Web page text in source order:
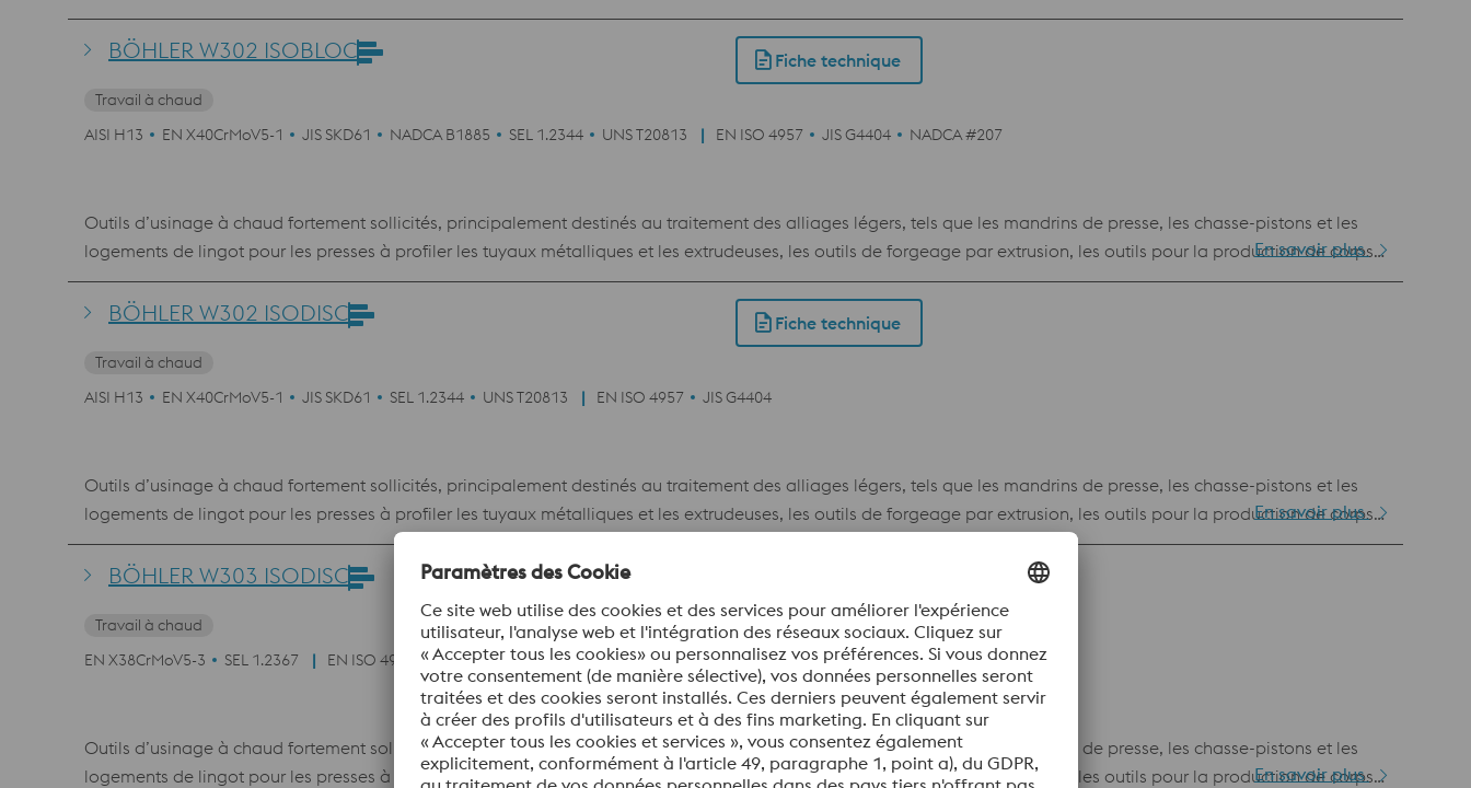
creux, les outils pour la production de vis, écrous, rivets et boulons. Outils de moulage sous pression, matrices pour mouleuse sous pression, inserts de matrice,
lames de cisaillage à chaud, moules en plastique.
BÖHLER W302 ISOBLOC Fiche technique
Travail à chaud
AISI H13
EN X40CrMoV5-1 JIS SKD61 NADCA B1885 SEL 1.2344 UNS T20813 EN ISO 4957 JIS G4404 NADCA #207
Outils d’usinage à chaud fortement sollicités, principalement destinés au traitement des alliages légers, tels que les mandrins de presse, les chasse-pistons et les
logements de lingot pour les presses à profiler les tuyaux métalliques et les extrudeuses, les outils de forgeage par extrusion, les outils pour la production de corps
creux, les outils pour la production de vis, écrous, rivets et boulons. Outils de moulage sous pression, matrices pour mouleuse sous pression, inserts de matrice,
lames de cisaillage à chaud, moules pour injection plastique.
En savoir plus
BÖHLER W302 ISODISC Fiche technique
Travail à chaud
AISI H13
EN X40CrMoV5-1 JIS SKD61 SEL 1.2344 UNS T20813 EN ISO 4957 JIS G4404
Outils d’usinage à chaud fortement sollicités, principalement destinés au traitement des alliages légers, tels que les mandrins de presse, les chasse-pistons et les
logements de lingot pour les presses à profiler les tuyaux métalliques et les extrudeuses, les outils de forgeage par extrusion, les outils pour la production de corps
creux, les outils pour la production de vis, écrous, rivets et boulons. Outils de moulage sous pression, matrices pour mouleuse sous pression, inserts de matrice,
lames de cisaillage à chaud, moules en plastique.
En savoir plus
BÖHLER W303 ISODISC
Travail à chaud
EN X38CrMoV5-3
SEL 1.2367 EN ISO 4957
Outils d’usinage à chaud fortement sollicités, principalement destinés au traitement des alliages légers, tels que les mandrins de presse, les chasse-pistons et les
logements de lingot pour les presses à profiler les tuyaux métalliques et les extrudeuses, les outils de forgeage par extrusion, les outils pour la production de corps
En savoir plus